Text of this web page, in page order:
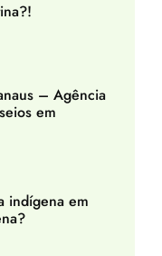
– Agência
em
indígena em